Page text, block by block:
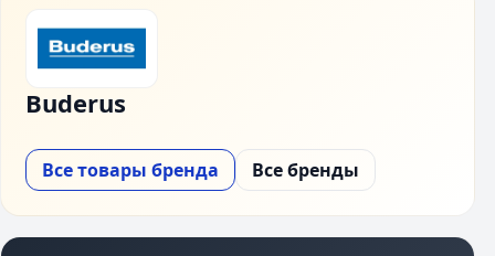
Buderus
Все товары бренда Все бренды